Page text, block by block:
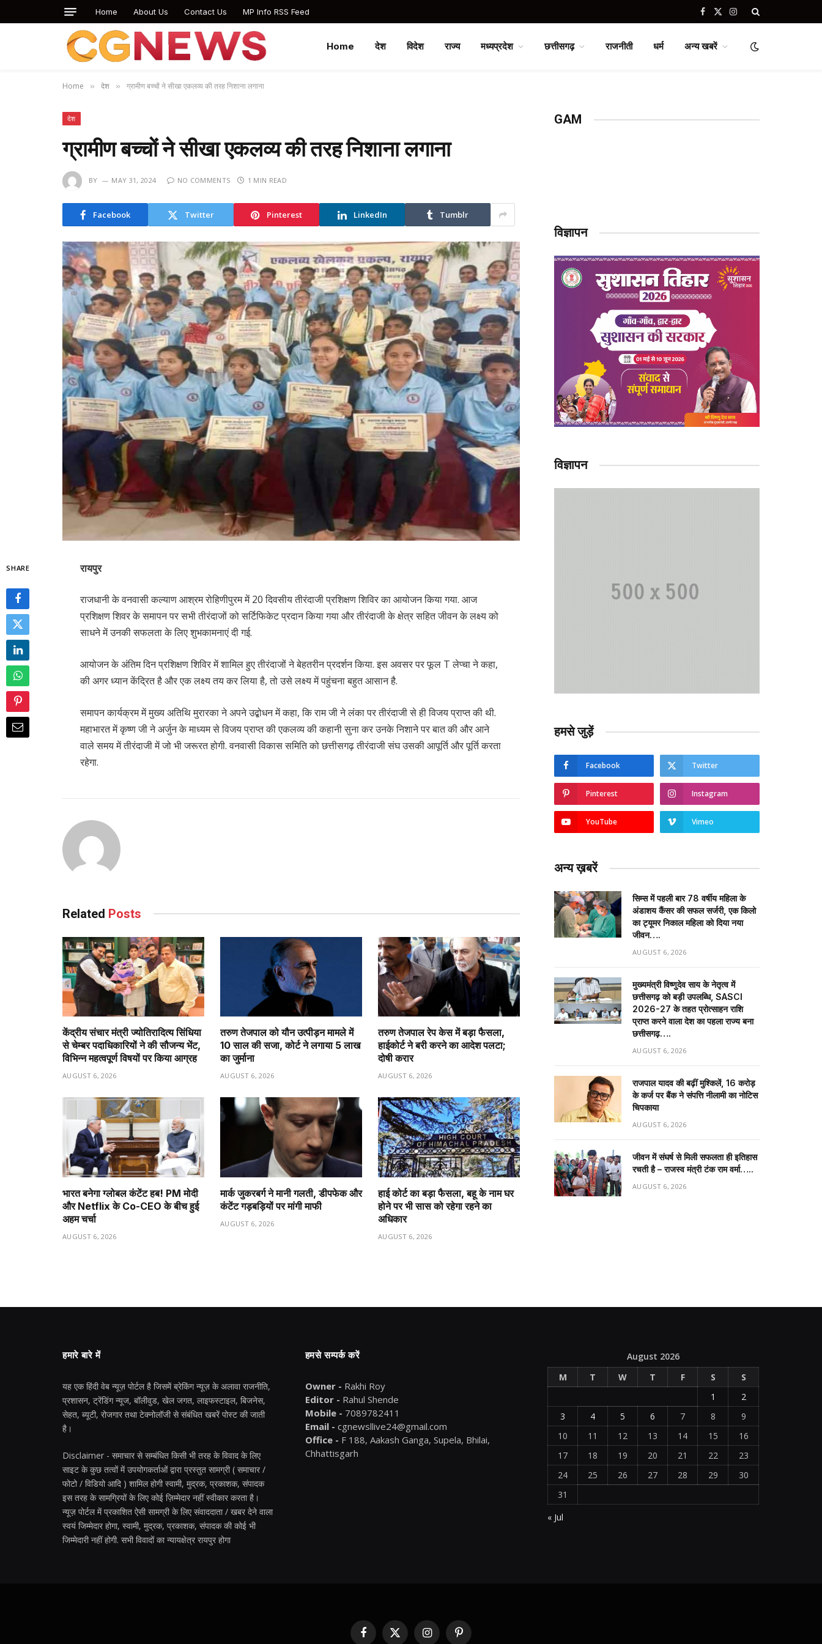
Home About Us Contact Us MP Info RSS Feed Facebook
X
Instagram
Home देश विदेश राज्य मध्यप्रदेश छत्तीसगढ़ राजनीती धर्म अन्य खबरें
Home » देश » ग्रामीण बच्चों ने सीखा एकलव्य की तरह निशाना लगाना
देश
ग्रामीण बच्चों ने सीखा एकलव्य की तरह निशाना लगाना
BY MAY 31, 2024 NO COMMENTS 1 MIN READ
Facebook Twitter Pinterest LinkedIn Tumblr
SHARE रायपुर
राजधानी के वनवासी कल्याण आश्रम रोहिणीपुरम में 20 दिवसीय तीरंदाजी प्रशिक्षण शिविर का आयोजन किया गया. आज
प्रशिक्षण शिवर के समापन पर सभी तीरंदाजों को सर्टिफिकेट प्रदान किया गया और तीरंदाजी के क्षेत्र सहित जीवन के लक्ष्य को
साधने में उनकी सफलता के लिए शुभकामनाएं दी गई.
आयोजन के अंतिम दिन प्रशिक्षण शिविर में शामिल हुए तीरंदाजों ने बेहतरीन प्रदर्शन किया. इस अवसर पर फूल T लेप्चा ने कहा,
की अगर ध्यान केंद्रित है और एक लक्ष्य तय कर लिया है, तो उसे लक्ष्य में पहुंचना बहुत आसान है.
समापन कार्यक्रम में मुख्य अतिथि मुरारका ने अपने उद्बोधन में कहा, कि राम जी ने लंका पर तीरंदाजी से ही विजय प्राप्त की थी.
महाभारत में कृष्ण जी ने अर्जुन के माध्यम से विजय प्राप्त की एकलव्य की कहानी सुना कर उनके निशाने पर बात की और आने
वाले समय में तीरंदाजी में जो भी जरूरत होगी. वनवासी विकास समिति को छत्तीसगढ़ तीरंदाजी संघ उसकी आपूर्ति और पूर्ति करता
रहेगा.
Related Posts
केंद्रीय संचार मंत्री ज्योतिरादित्य सिंधिया
से चेम्बर पदाधिकारियों ने की सौजन्य भेंट,
विभिन्न महत्वपूर्ण विषयों पर किया आग्रह
AUGUST 6, 2026
तरुण तेजपाल को यौन उत्पीड़न मामले में
10 साल की सजा, कोर्ट ने लगाया ₹5 लाख
का जुर्माना
AUGUST 6, 2026
तरुण तेजपाल रेप केस में बड़ा फैसला,
हाईकोर्ट ने बरी करने का आदेश पलटा;
दोषी करार
AUGUST 6, 2026
भारत बनेगा ग्लोबल कंटेंट हब! PM मोदी
और Netflix के Co-CEO के बीच हुई
अहम चर्चा
AUGUST 6, 2026
मार्क जुकरबर्ग ने मानी गलती, डीपफेक और
कंटेंट गड़बड़ियों पर मांगी माफी
AUGUST 6, 2026
हाई कोर्ट का बड़ा फैसला, बहू के नाम घर
होने पर भी सास को रहेगा रहने का
अधिकार
AUGUST 6, 2026
GAM
विज्ञापन
विज्ञापन
हमसे जुड़ें
Facebook Twitter
Pinterest Instagram
YouTube Vimeo
अन्य ख़बरें
सिम्स में पहली बार 78 वर्षीय महिला के
अंडाशय कैंसर की सफल सर्जरी, एक किलो
का ट्यूमर निकाल महिला को दिया नया
जीवन….
AUGUST 6, 2026
मुख्यमंत्री विष्णुदेव साय के नेतृत्व में
छत्तीसगढ़ को बड़ी उपलब्धि, SASCI
2026-27 के तहत प्रोत्साहन राशि
प्राप्त करने वाला देश का पहला राज्य बना
छत्तीसगढ़….
AUGUST 6, 2026
राजपाल यादव की बढ़ीं मुश्किलें, ₹16 करोड़
के कर्ज पर बैंक ने संपत्ति नीलामी का नोटिस
चिपकाया
AUGUST 6, 2026
जीवन में संघर्ष से मिली सफलता ही इतिहास
रचती है – राजस्व मंत्री टंक राम वर्मा…..
AUGUST 6, 2026
हमारे बारे में
यह एक हिंदी वेब न्यूज़ पोर्टल है जिसमें ब्रेकिंग न्यूज़ के अलावा राजनीति,
प्रशासन, ट्रेंडिंग न्यूज, बॉलीवुड, खेल जगत, लाइफस्टाइल, बिजनेस,
सेहत, ब्यूटी, रोजगार तथा टेक्नोलॉजी से संबंधित खबरें पोस्ट की जाती
है।
Disclaimer - समाचार से सम्बंधित किसी भी तरह के विवाद के लिए
साइट के कुछ तत्वों में उपयोगकर्ताओं द्वारा प्रस्तुत सामग्री ( समाचार /
फोटो / विडियो आदि ) शामिल होगी स्वामी, मुद्रक, प्रकाशक, संपादक
इस तरह के सामग्रियों के लिए कोई ज़िम्मेदार नहीं स्वीकार करता है।
न्यूज़ पोर्टल में प्रकाशित ऐसी सामग्री के लिए संवाददाता / खबर देने वाला
स्वयं जिम्मेदार होगा, स्वामी, मुद्रक, प्रकाशक, संपादक की कोई भी
जिम्मेदारी नहीं होगी. सभी विवादों का न्यायक्षेत्र रायपुर होगा
हमसे सम्पर्क करें
Owner - Rakhi Roy
Editor - Rahul Shende
Mobile - 7089782411
Email - cgnewsllive24@gmail.com
Office - F 188, Aakash Ganga, Supela, Bhilai,
Chhattisgarh
August 2026
M
T W T F S
S
1
2
3
4 5 6 7 8
9
10
11 12 13 14 15
16
17
18 19 20 21 22
23
24
25 26 27 28 29
30
31
« Jul
Facebook
X
InstagramPinterest